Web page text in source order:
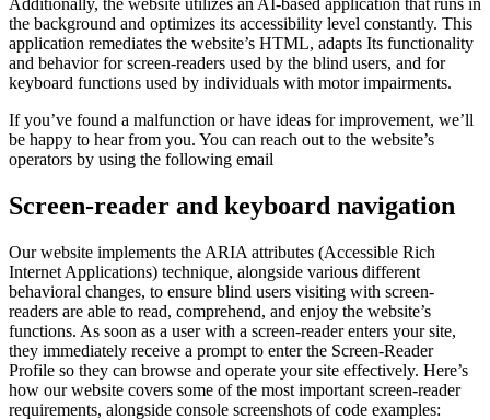
Additionally, the website utilizes an AI-based application that runs in
the background and optimizes its accessibility level constantly. This
application remediates the website’s HTML, adapts Its functionality
and behavior for screen-readers used by the blind users, and for
keyboard functions used by individuals with motor impairments.
If you’ve found a malfunction or have ideas for improvement, we’ll
be happy to hear from you. You can reach out to the website’s
operators by using the following email
Screen-reader and keyboard navigation
Our website implements the ARIA attributes (Accessible Rich
Internet Applications) technique, alongside various different
behavioral changes, to ensure blind users visiting with screen-
readers are able to read, comprehend, and enjoy the website’s
functions. As soon as a user with a screen-reader enters your site,
they immediately receive a prompt to enter the Screen-Reader
Profile so they can browse and operate your site effectively. Here’s
how our website covers some of the most important screen-reader
requirements, alongside console screenshots of code examples: